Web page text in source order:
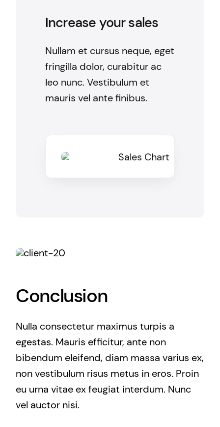
Increase your sales
Nullam et cursus neque, eget
fringilla dolor, curabitur ac
leo nunc. Vestibulum et
mauris vel ante finibus.
Conclusion
Nulla consectetur maximus turpis a
egestas. Mauris efficitur, ante non
bibendum eleifend, diam massa varius ex,
non vestibulum risus metus in eros. Proin
eu urna vitae ex feugiat interdum. Nunc
vel auctor nisi.